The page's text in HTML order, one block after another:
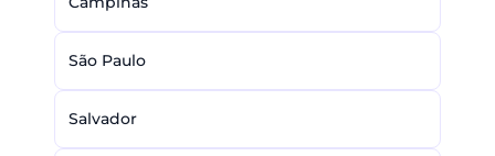
São Paulo
Salvador